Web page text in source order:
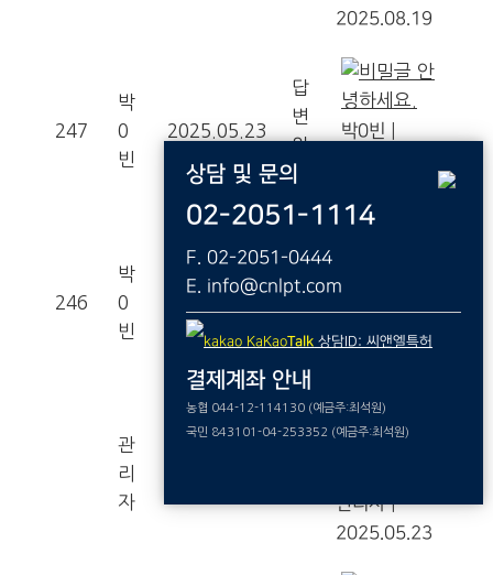
상담 및 문의
02-2051-1114
F. 02-2051-0444
E. info@cnlpt.com
KaKaoTalk 상담ID: 씨앤엘특허
결제계좌 안내
농협 044-12-114130 (예금주:최석원)
국민 843101-04-253352 (예금주:최석원)
2025.08.19
247
박
0
빈
2025.05.23
답
변
완
료
안
녕하세요.
박0빈
246
박
0
빈
답
변
완
료
2025.05.22
관
리
자
의에 대한 답
관리자 |
2025.05.23